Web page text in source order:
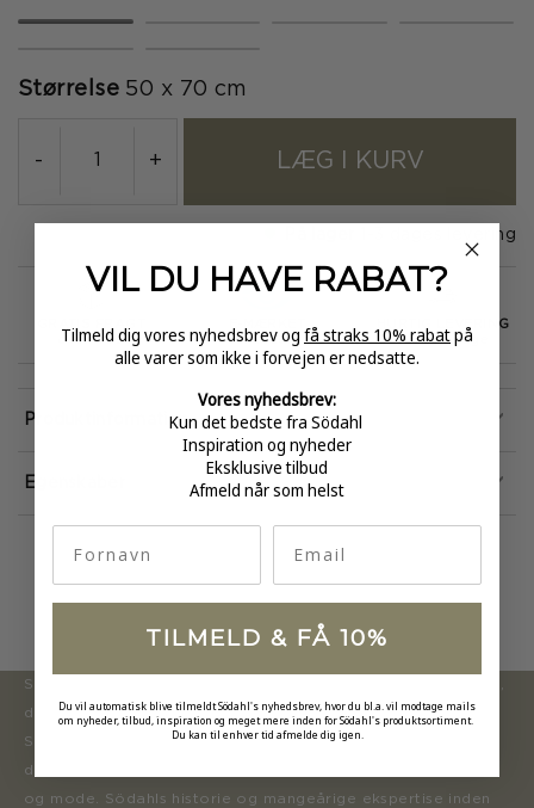
valgte
Størrelse 50 x 70 cm
- + LÆG I KURV
1-3 dages levering
over 499
certificeret
HURTIG LEVERING
1-3 hverdage
Egenskaber
Produktinformation
Södahl ønsker at tilbyde en moderne og attraktiv kollektion,
der inspirerer forbrugerne til at forny deres hjem.
Sortimentet opdateres løbende med nye produkter, der er
designet i henhold til tidens trends inden for boligindretning
og mode. Södahls historie og mangeårige ekspertise inden
VIL DU HAVE RABAT?
Tilmeld dig vores nyhedsbrev og få straks 10% rabatpå
alle varer som ikke i forvejen er nedsatte.
Vores nyhedsbrev:
Kun det bedste fra Södahl
Inspiration og nyheder
Eksklusive tilbud
Afmeld når som helst
TILMELD & FÅ 10%
Du vil automatisk blive tilmeldt Södahl's nyhedsbrev, hvor du bl.a. vil modtage mails
om nyheder, tilbud, inspiration og meget mere inden for Södahl's produktsortiment.
Du kan til enhver tid afmelde dig igen.